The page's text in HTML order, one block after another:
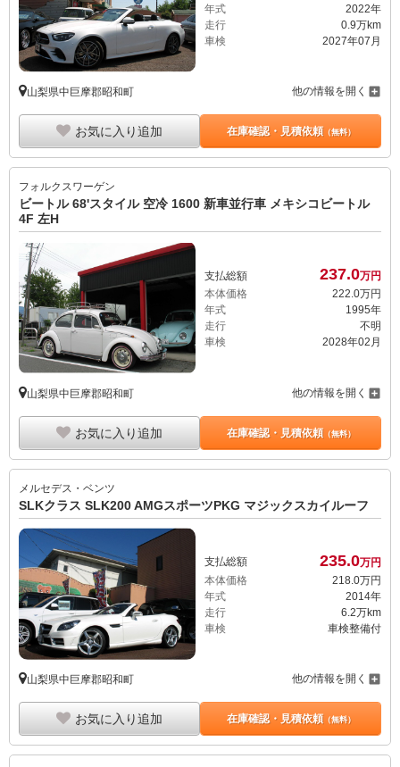
年式
2022年
走行
0.9万km
車検
2027年07月
山梨県中巨摩郡昭和町 他の情報を開く
お気に入り追加 在庫確認・見積依頼（無料）
フォルクスワーゲン
ビートル 68'スタイル 空冷 1600 新車並行車 メキシコビートル
4F 左H
支払総額 237.0万円
本体価格
222.0万円
年式
1995年
走行
不明
車検
2028年02月
山梨県中巨摩郡昭和町 他の情報を開く
お気に入り追加 在庫確認・見積依頼（無料）
メルセデス・ベンツ
SLKクラス SLK200 AMGスポーツPKG マジックスカイルーフ
支払総額 235.0万円
本体価格
218. 0万円
年式
2014年
走行
6.2万km
車検
車検整備付
山梨県中巨摩郡昭和町 他の情報を開く
お気に入り追加 在庫確認・見積依頼（無料）